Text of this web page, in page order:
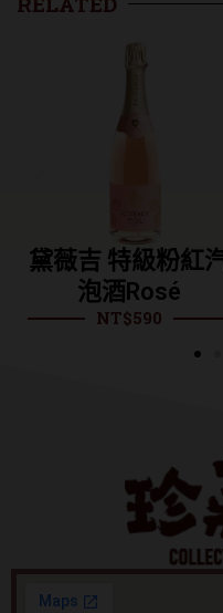
級粉紅汽
590
黛薇吉